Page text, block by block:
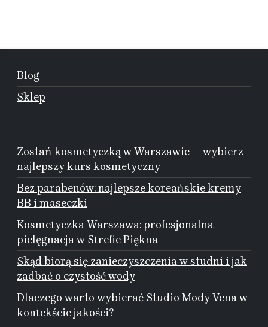
Blog
Sklep
Zostań kosmetyczką w Warszawie — wybierz
najlepszy kurs kosmetyczny
Bez parabenów: najlepsze koreańskie kremy
BB i maseczki
Kosmetyczka Warszawa: profesjonalna
pielęgnacja w Strefie Piękna
Skąd biorą się zanieczyszczenia w studni i jak
zadbać o czystość wody
Dlaczego warto wybierać Studio Mody Vena w
kontekście jakości?